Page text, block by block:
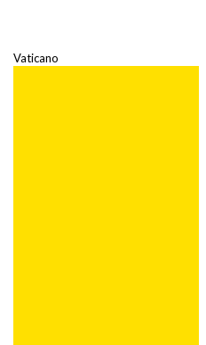
Vaticano